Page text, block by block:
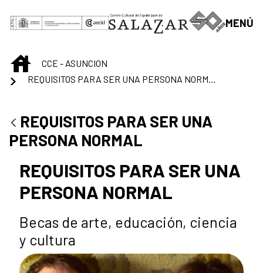
MENÚ
INICIOCCE - ASUNCION
REQUISITOS PARA SER UNA
PERSONA NORMAL
REQUISITOS PARA SER UNA
PERSONA NORMAL
Becas de arte, educación, ciencia
y cultura